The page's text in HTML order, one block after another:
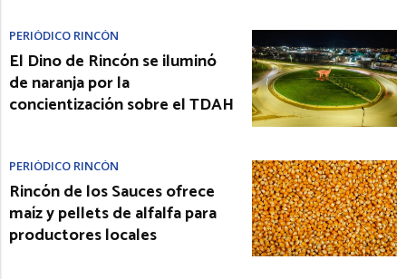
PERIÓDICO RINCÓN
El Dino de Rincón se iluminó
de naranja por la
concientización sobre el TDAH
PERIÓDICO RINCÓN
Rincón de los Sauces ofrece
maíz y pellets de alfalfa para
productores locales